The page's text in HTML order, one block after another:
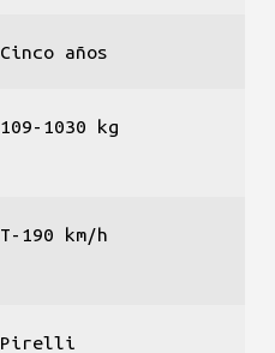
Cinco años
109-1030 kg
T-190 km/h
Pirelli